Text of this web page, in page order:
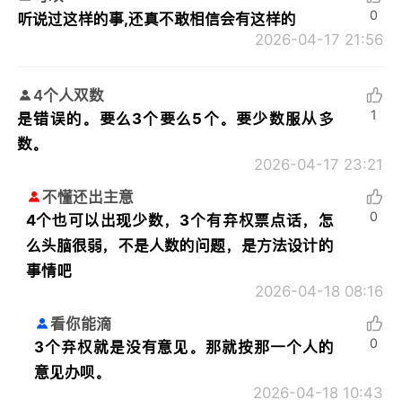
听说过这样的事,还真不敢相信会有这样的
2026-04-17 21:56
0
4个人双数
是错误的。要么3个要么5个。要少数服从多
数。
2026-04-17 23:21
1
不懂还出主意
4个也可以出现少数，3个有弃权票点话，怎
么头脑很弱，不是人数的问题，是方法设计的
事情吧
2026-04-18 08:16
0
看你能滴
3个弃权就是没有意见。那就按那一个人的
意见办呗。
2026-04-18 10:43
0